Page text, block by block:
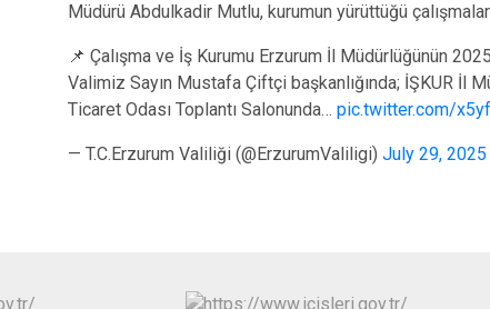
Müdürü Abdulkadir Mutlu, kurumun yürüttüğü
📌 Çalışma ve İş Kurumu Erzurum İl Müdürlüğünün
Valimiz Sayın Mustafa Çiftçi başkanlığında; İŞKUR İl
Ticaret Odası Toplantı Salonunda… pic.twitter.com/
— T.C.Erzurum Valiliği (@ErzurumValiligi) July 29, 2025